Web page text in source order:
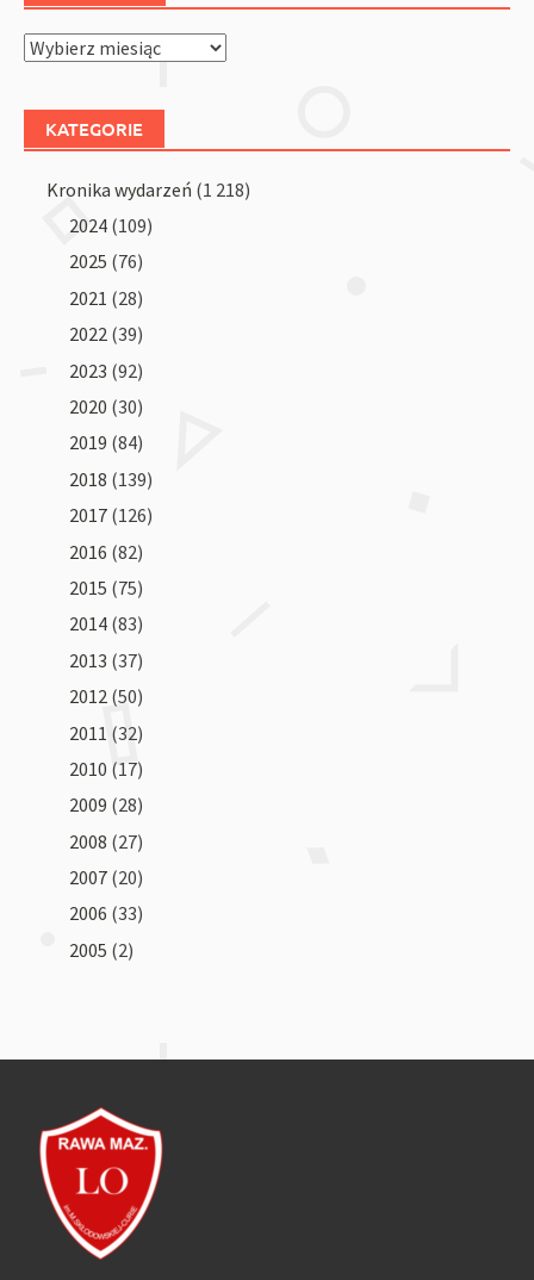
Archiwum
KATEGORIE
Kronika wydarzeń (1 218)
2024 (109)
2025 (76)
2021 (28)
2022 (39)
2023 (92)
2020 (30)
2019 (84)
2018 (139)
2017 (126)
2016 (82)
2015 (75)
2014 (83)
2013 (37)
2012 (50)
2011 (32)
2010 (17)
2009 (28)
2008 (27)
2007 (20)
2006 (33)
2005 (2)